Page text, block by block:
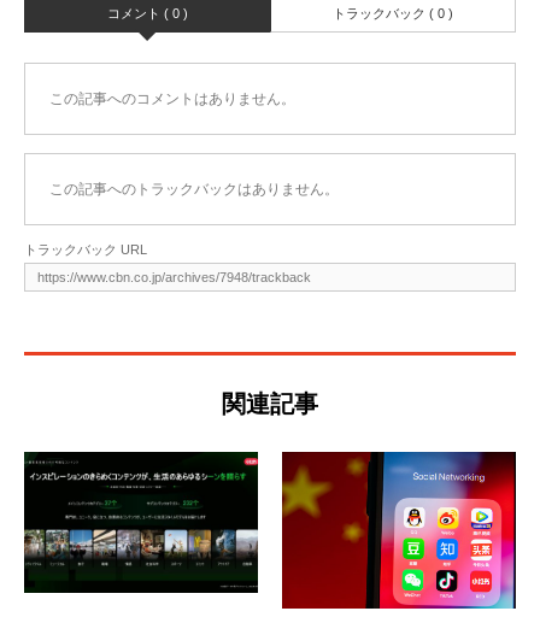
コメント ( 0 ) トラックバック ( 0 )
この記事へのコメントはありません。
この記事へのトラックバックはありません。
トラックバック URL
関連記事